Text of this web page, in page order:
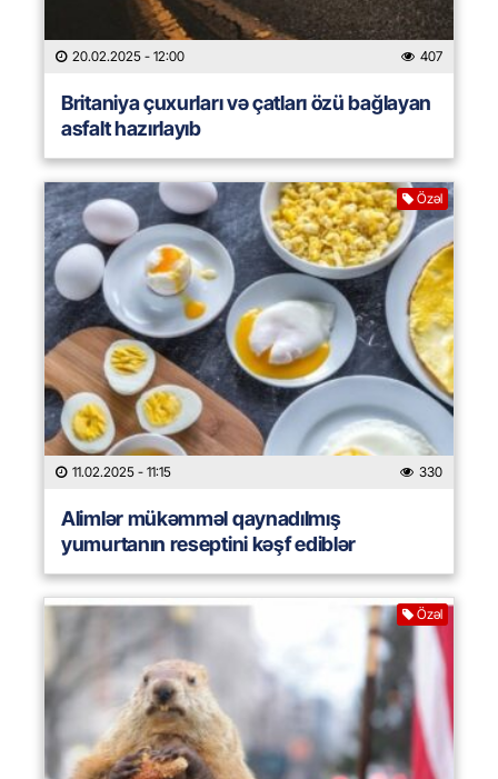
20.02.2025 - 12:00 407
Britaniya çuxurları və çatları özü bağlayan
asfalt hazırlayıb
Özəl
11.02.2025 - 11:15 330
Alimlər mükəmməl qaynadılmış
yumurtanın reseptini kəşf ediblər
Özəl